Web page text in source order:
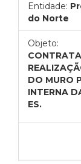
Entidade:
do Norte
Objeto:
DO MURO
INTERNA
ES.